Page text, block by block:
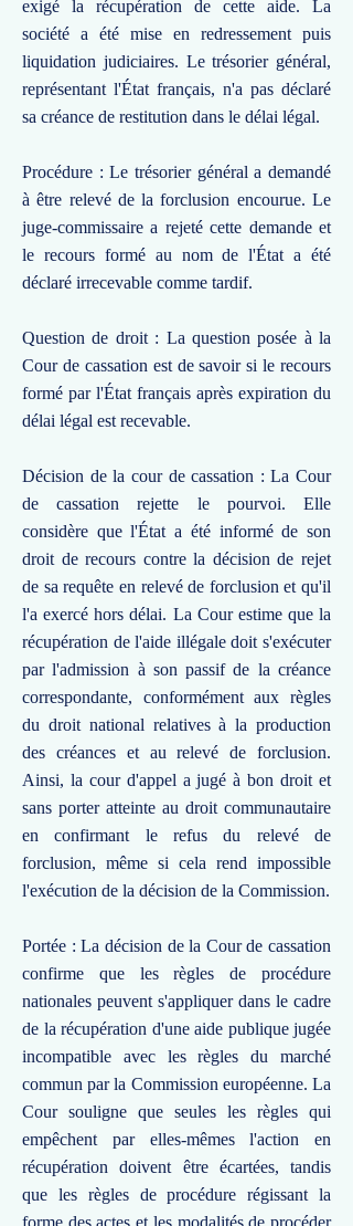
exigé la récupération de cette aide. La
société a été mise en redressement puis
liquidation judiciaires. Le trésorier général,
représentant l'État français, n'a pas déclaré
sa créance de restitution dans le délai légal.
Procédure : Le trésorier général a demandé
à être relevé de la forclusion encourue. Le
juge-commissaire a rejeté cette demande et
le recours formé au nom de l'État a été
déclaré irrecevable comme tardif.
Question de droit : La question posée à la
Cour de cassation est de savoir si le recours
formé par l'État français après expiration du
délai légal est recevable.
Décision de la cour de cassation : La Cour
de cassation rejette le pourvoi. Elle
considère que l'État a été informé de son
droit de recours contre la décision de rejet
de sa requête en relevé de forclusion et qu'il
l'a exercé hors délai. La Cour estime que la
récupération de l'aide illégale doit s'exécuter
par l'admission à son passif de la créance
correspondante, conformément aux règles
du droit national relatives à la production
des créances et au relevé de forclusion.
Ainsi, la cour d'appel a jugé à bon droit et
sans porter atteinte au droit communautaire
en confirmant le refus du relevé de
forclusion, même si cela rend impossible
l'exécution de la décision de la Commission.
Portée : La décision de la Cour de cassation
confirme que les règles de procédure
nationales peuvent s'appliquer dans le cadre
de la récupération d'une aide publique jugée
incompatible avec les règles du marché
commun par la Commission européenne. La
Cour souligne que seules les règles qui
empêchent par elles-mêmes l'action en
récupération doivent être écartées, tandis
que les règles de procédure régissant la
forme des actes et les modalités de procéder